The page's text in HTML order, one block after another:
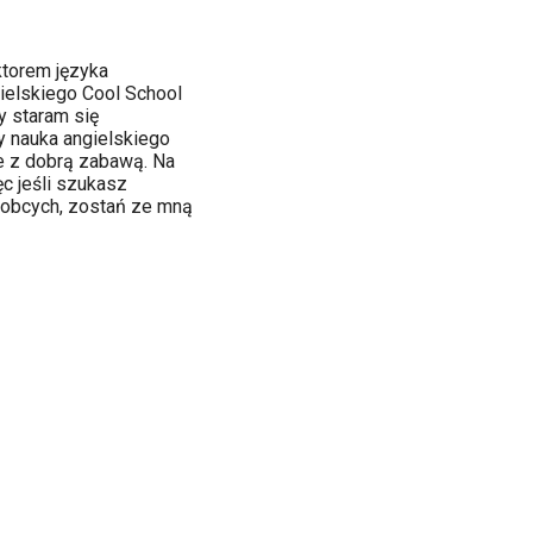
języka
Cool School
staram się
nauka angielskiego
z dobrą zabawą. Na
jeśli szukasz
zostań ze mną